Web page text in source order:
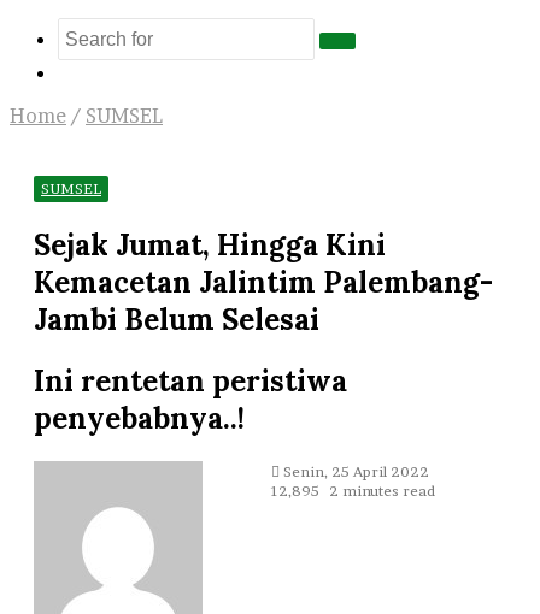
Search
Home / SUMSEL
SUMSEL
Sejak Jumat, Hingga Kini
Kemacetan Jalintim Palembang-
Jambi Belum Selesai
Ini rentetan peristiwa
penyebabnya..!
Send
an
email
Senin, 25 April 2022
12,895
2 minutes read